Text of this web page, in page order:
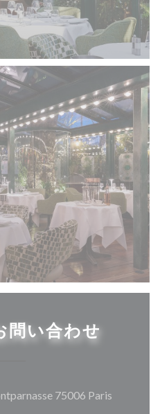
問い合わせ
75006 Paris((新しい